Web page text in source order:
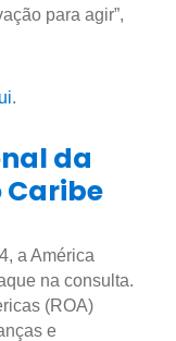
para agir”,
.
da
Caribe
a América
na consulta.
(ROA)
e